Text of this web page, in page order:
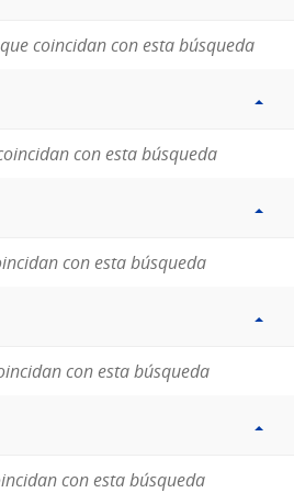
coincidan con esta búsqueda
con esta búsqueda
con esta búsqueda
con esta búsqueda
con esta búsqueda